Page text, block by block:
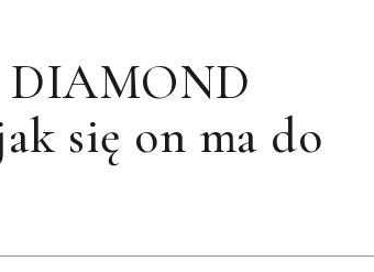
DIAMOND
się on ma do